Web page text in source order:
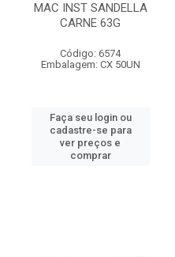
MAC INST SANDELLA
CARNE 63G
Código: 6574
Embalagem: CX 50UN
Faça seu login ou
cadastre-se para
ver preços e
comprar